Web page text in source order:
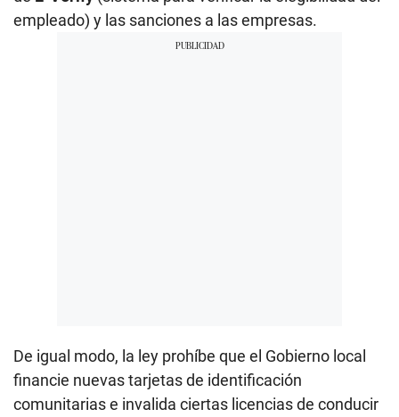
empleado) y las sanciones a las empresas.
De igual modo, la ley prohíbe que el Gobierno local
financie nuevas tarjetas de identificación
comunitarias e invalida ciertas licencias de conducir